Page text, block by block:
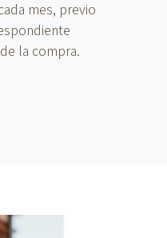
mes, previo
la compra.